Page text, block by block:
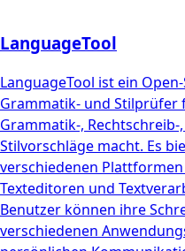
LanguageTool
LanguageTool ist ein
Grammatik- und Stilprüfer
Grammatik-,
Stilvorschläge macht. Es
verschiedenen
Texteditoren und
Benutzer können ihre
verschiedenen